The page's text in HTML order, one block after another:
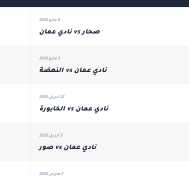
8 مايو 2025
صحار vs نادي عمان
3 مايو 2025
نادي عمان vs النهضة
22 أبريل 2025
نادي عمان vs الخابورة
5 أبريل 2025
نادي عمان vs صور
7 مارس 2025